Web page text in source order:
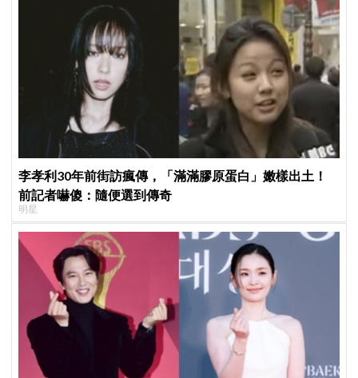
李孝利30年前街訪瘋傳，「滿滿膠原蛋白」嫩樣出土！
前記者嚇傻：隨便選到傳奇
明星